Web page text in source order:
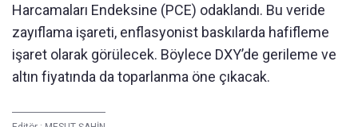
Harcamaları Endeksine (PCE) odaklandı. Bu veride
zayıflama işareti, enflasyonist baskılarda hafifleme
işaret olarak görülecek. Böylece DXY’de gerileme ve
altın fiyatında da toparlanma öne çıkacak.